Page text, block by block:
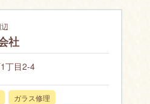
社
丁目2-4
ガラス修理